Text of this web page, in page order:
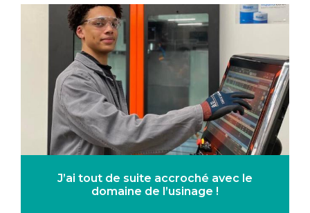
J’ai tout de suite accroché avec le
domaine de l’usinage !